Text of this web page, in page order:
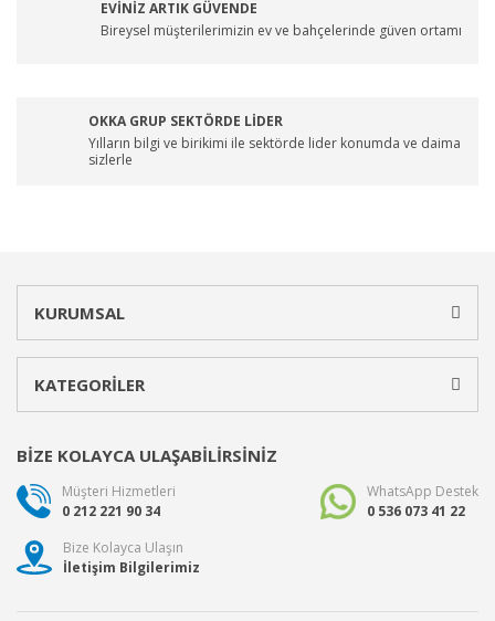
EVİNİZ ARTIK GÜVENDE
Bireysel müşterilerimizin ev ve bahçelerinde güven ortamı
OKKA GRUP SEKTÖRDE LİDER
Yılların bilgi ve birikimi ile sektörde lider konumda ve daima
sizlerle
KURUMSAL
KATEGORİLER
BİZE KOLAYCA ULAŞABİLİRSİNİZ
Müşteri Hizmetleri
0 212 221 90 34
WhatsApp Destek
0 536 073 41 22
Bize Kolayca Ulaşın
İletişim Bilgilerimiz